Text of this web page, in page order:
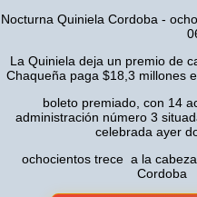
Nocturna Quiniela Cordoba -
La Quiniela deja un premio de
Chaqueña paga $18,3 millones
boleto premiado, con 14
administración número 3
celebrada ayer
ochocientos trece a la
Cordoba